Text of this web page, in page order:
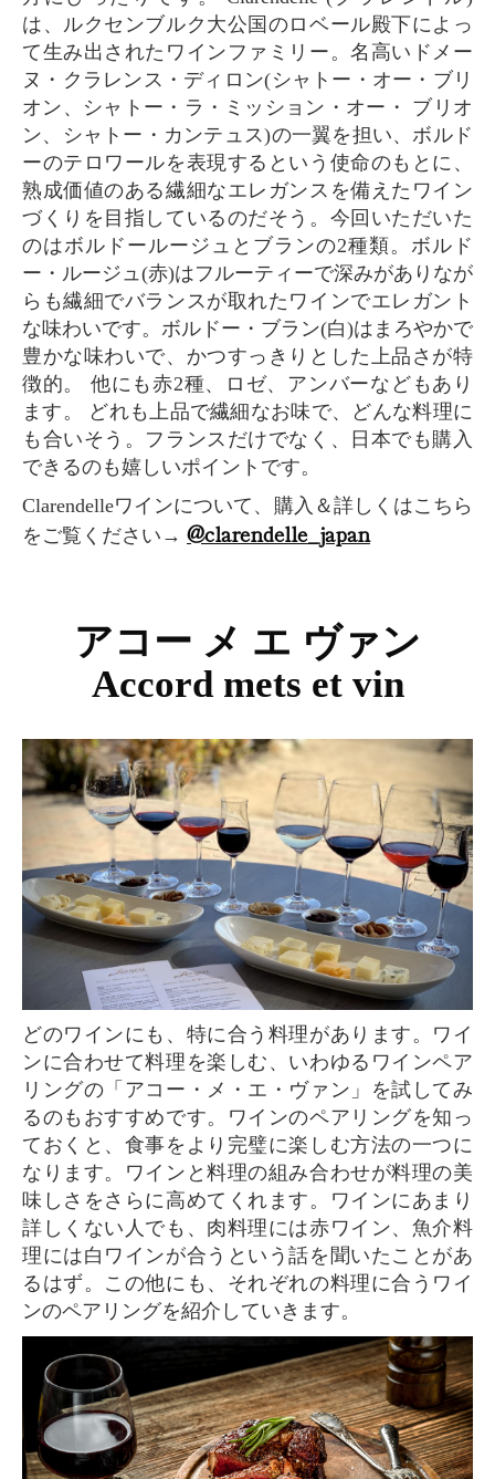
は、ルクセンブルク大公国のロベール殿下によっ
て生み出されたワインファミリー。名高いドメー
ヌ・クラレンス・ディロン(シャトー・オー・ブリ
オン、シャトー・ラ・ミッション・オー・ ブリオ
ン、シャトー・カンテュス)の一翼を担い、ボルド
ーのテロワールを表現するという使命のもとに、
熟成価値のある繊細なエレガンスを備えたワイン
づくりを目指しているのだそう。今回いただいた
のはボルドールージュとブランの2種類。ボルド
ー・ルージュ(赤)はフルーティーで深みがありなが
らも繊細でバランスが取れたワインでエレガント
な味わいです。ボルドー・ブラン(白)はまろやかで
豊かな味わいで、かつすっきりとした上品さが特
徴的。 他にも赤2種、ロゼ、アンバーなどもあり
ます。 どれも上品で繊細なお味で、どんな料理に
も合いそう。フランスだけでなく、日本でも購入
できるのも嬉しいポイントです。
Clarendelleワインについて、購入＆詳しくはこちら
をご覧ください→ @clarendelle_japan
アコー メ エ ヴァン
Accord mets et vin
どのワインにも、特に合う料理があります。ワイ
ンに合わせて料理を楽しむ、いわゆるワインペア
リングの「アコー・メ・エ・ヴァン」を試してみ
るのもおすすめです。ワインのペアリングを知っ
ておくと、食事をより完璧に楽しむ方法の一つに
なります。ワインと料理の組み合わせが料理の美
味しさをさらに高めてくれます。ワインにあまり
詳しくない人でも、肉料理には赤ワイン、魚介料
理には白ワインが合うという話を聞いたことがあ
るはず。この他にも、それぞれの料理に合うワイ
ンのペアリングを紹介していきます。